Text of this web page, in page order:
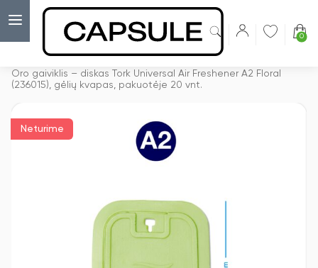
0
Oro gaiviklis – diskas Tork Universal Air Freshener A2 Floral
(236015), gėlių kvapas, pakuotėje 20 vnt.
Neturime